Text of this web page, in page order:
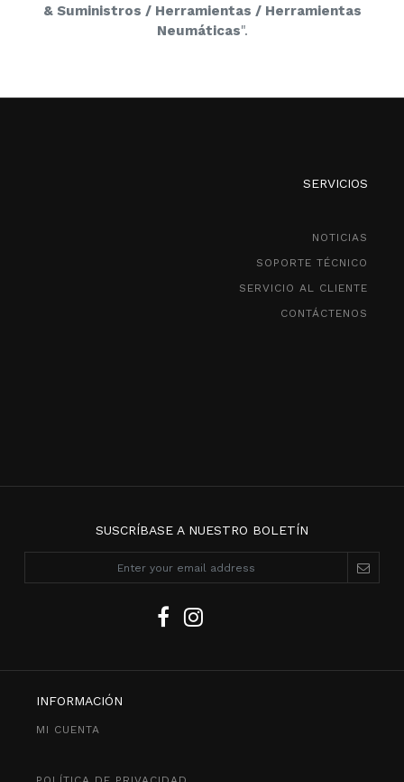
& Suministros / Herramientas / Herramientas
Neumáticas".
SERVICIOS
NOTICIAS
SOPORTE TÉCNICO
SERVICIO AL CLIENTE
CONTÁCTENOS
SUSCRÍBASE A NUESTRO BOLETÍN
INFORMACIÓN
MI CUENTA